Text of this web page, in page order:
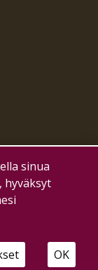
sinua
hyväksyt
OK